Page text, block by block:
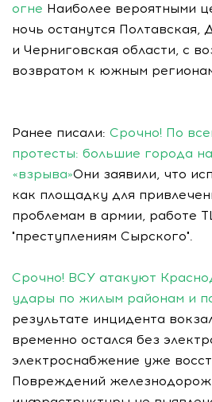
огне Наиболее вероятными
ночь останутся Полтавская,
и Черниговская области, с
возвратом к южным
Ранее писали: Срочно! По
протесты: большие города
«взрыва»Они заявили, что
как площадку для
проблемам в армии, работе
"преступлениям Сырского".
Срочно! ВСУ атакуют
удары по жилым районам и
результате инцидента
временно остался без
электроснабжение уже
Повреждений